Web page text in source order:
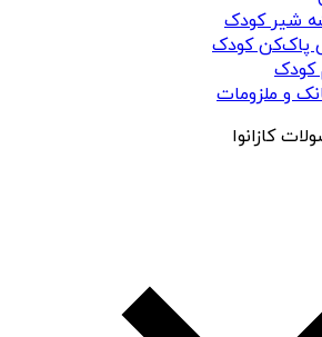
شیر کودک
پاک‌کن کودک
کودک
و ملزومات
کازانوا